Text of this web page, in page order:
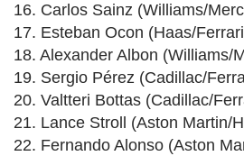
16. Carlos Sainz (Williams/
17. Esteban Ocon (Haas/
18. Alexander Albon (Williams/
19. Sergio Pérez (Cadillac/
20. Valtteri Bottas (Cadillac/
21. Lance Stroll (Aston Martin/
22. Fernando Alonso (Aston